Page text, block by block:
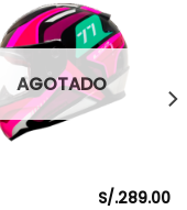
AGOTADO
S/.289.00